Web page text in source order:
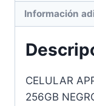
Información
CELULAR
256GB